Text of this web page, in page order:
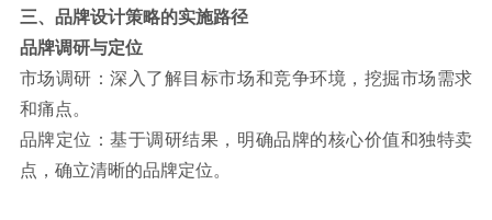
三、品牌设计策略的实施路径
品牌调研与定位
市场调研：深入了解目标市场和竞争环境，挖掘市场需求
和痛点。
品牌定位：基于调研结果，明确品牌的核心价值和独特卖
点，确立清晰的品牌定位。